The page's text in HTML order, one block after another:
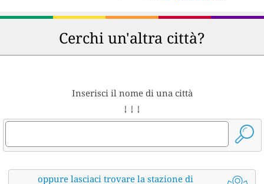
Cerchi un'altra città?
Inserisci il nome di una città
↓ ↓ ↓
oppure lasciaci trovare la stazione di